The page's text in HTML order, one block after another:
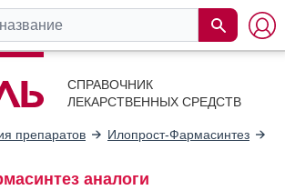
СПРАВОЧНИК
ЛЕКАРСТВЕННЫХ СРЕДСТВ
препаратов Илопрост-Фармасинтез
аналоги